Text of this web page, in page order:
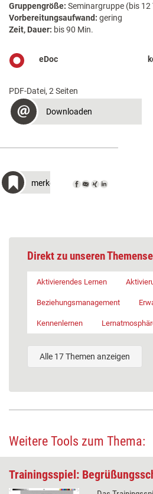
Gruppengröße: Seminargruppe (bis 12
Vorbereitungsaufwand: gering
Zeit, Dauer: bis 90 Min.
eDoc
PDF-Datei, 2 Seiten
Downloaden
merken
Direkt zu unseren
Aktivierendes Lernen
Beziehungsmanagement
Kennenlernen
Alle 17 Themen anzeigen
Weitere Tools zum Thema:
Trainingsspiel: